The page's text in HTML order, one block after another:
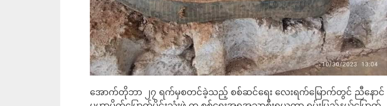
အောက်တိုဘာ ၂၇ ရက်မှစတင်ခဲ့သည့် စစ်ဆင်ရေး လေးရက်မြောက်တွင် ‌ညီနောင်